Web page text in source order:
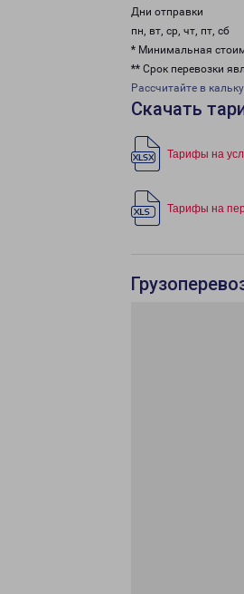
Дни отправки
пн, вт, ср, чт, пт, сб
* Минимальная
** Срок перевозки
Рассчитайте в
Скачать
Тарифы на
Тарифы на